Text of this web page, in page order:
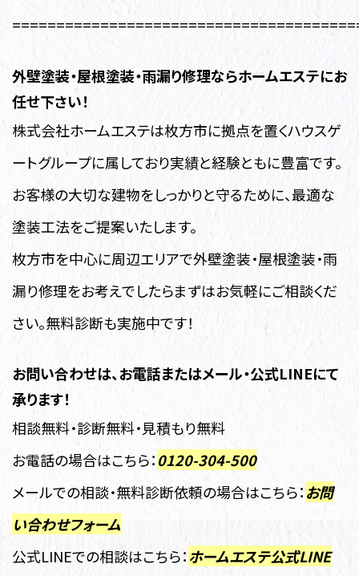
外壁塗装・屋根塗装・雨漏り修理ならホームエステにお
任せ下さい！
株式会社ホームエステは枚方市に拠点を置くハウスゲ
ートグループに属しており実績と経験ともに豊富です。
お客様の大切な建物をしっかりと守るために、最適な
塗装工法をご提案いたします。
枚方市を中心に周辺エリアで外壁塗装・屋根塗装・雨
漏り修理をお考えでしたらまずはお気軽にご相談くだ
さい。無料診断も実施中です！
お問い合わせは、お電話またはメール・公式LINEにて
承ります！
相談無料・診断無料・見積もり無料
お電話の場合はこちら：0120-304-500
メールでの相談・無料診断依頼の場合はこちら：お問
い合わせフォーム
公式LINEでの相談はこちら：ホームエステ公式LINE